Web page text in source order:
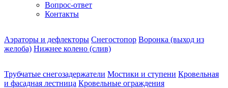
Вопрос-ответ
Контакты
Аэраторы и дефлекторы Снегостопор Воронка (выход из
желоба) Нижнее колено (слив)
Трубчатые снегозадержатели Мостики и ступени Кровельная
и фасадная лестница Кровельные ограждения